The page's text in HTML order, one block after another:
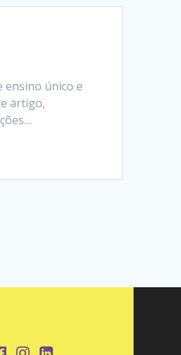
ensino único e
artigo,